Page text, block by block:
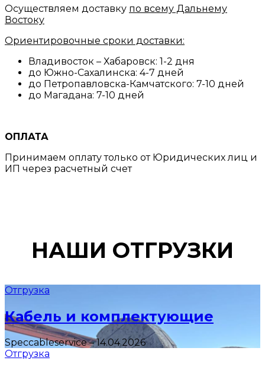
Осуществляем доставку по всему Дальнему
Востоку
Ориентировочные сроки доставки:
Владивосток – Хабаровск: 1-2 дня
до Южно-Сахалинска: 4-7 дней
до Петропавловска-Камчатского: 7-10 дней
до Магадана: 7-10 дней
ОПЛАТА
Принимаем оплату только от Юридических лиц и
ИП через расчетный счет
НАШИ ОТГРУЗКИ
Отгрузка
Кабель и комплектующие
Speccableservice–14.04.2026
Отгрузка